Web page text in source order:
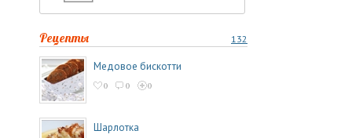
132
Рецепты
Медовое бискотти
0 0 0
Шарлотка